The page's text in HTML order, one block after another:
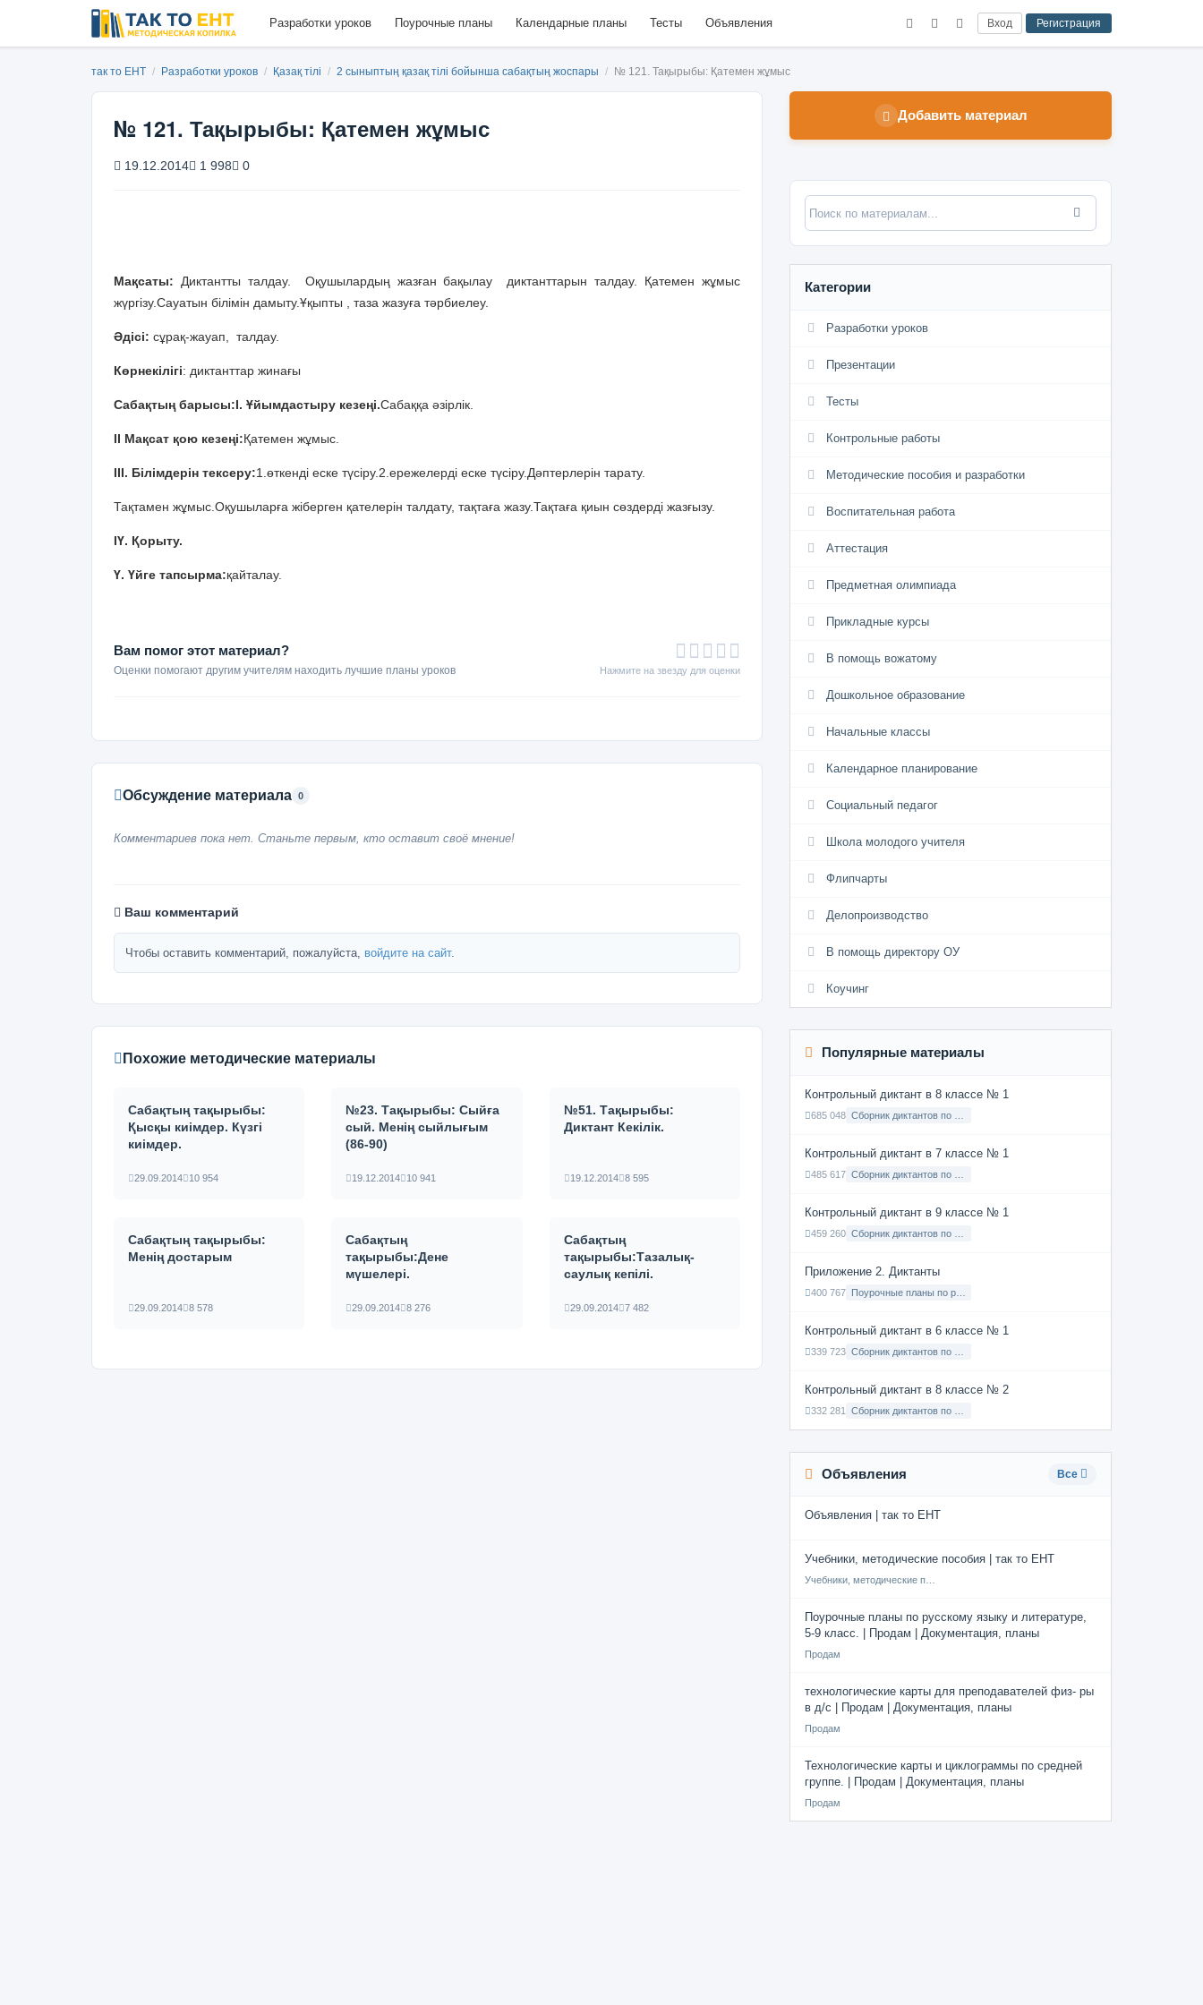
Разработки уроков Поурочные планы Календарные планы Тесты Объявления Вход Регистрация
так то ЕНТ / Разработки уроков / Қазақ тілі / 2 сыныптың қазақ тілі бойынша сабақтың жоспары / № 121. Тақырыбы: Қатемен жұмыс
№ 121. Тақырыбы: Қатемен жұмыс
19.12.2014 1 998 0
Мақсаты: Диктантты талдау. Оқушылардың жазған бақылау диктанттарын талдау. Қатемен жұмыс
жүргізу.Сауатын білімін дамыту.Ұқыпты , таза жазуға тәрбиелеу.
Әдісі: сұрақ-жауап, талдау.
Көрнекілігі: диктанттар жинағы
Сабақтың барысы:І. Ұйымдастыру кезеңі.Сабаққа әзірлік.
ІІ Мақсат қою кезеңі:Қатемен жұмыс.
ІІІ. Білімдерін тексеру:1.өткенді еске түсіру.2.ережелерді еске түсіру.Дәптерлерін тарату.
Тақтамен жұмыс.Оқушыларға жіберген қателерін талдату, тақтаға жазу.Тақтаға қиын сөздерді жазғызу.
ІҮ. Қорыту.
Ү. Үйге тапсырма:қайталау.
Вам помог этот материал?
Оценки помогают другим учителям находить лучшие планы уроков Нажмите на звезду для оценки
Обсуждение материала 0
Комментариев пока нет. Станьте первым, кто оставит своё мнение!
Ваш комментарий
Чтобы оставить комментарий, пожалуйста, войдите на сайт.
Похожие методические материалы
Сабақтың тақырыбы:
Қысқы киімдер. Күзгі
киімдер.
29.09.2014 10 954
№23. Тақырыбы: Сыйға
сый. Менің сыйлығым
(86-90)
19.12.2014 10 941
№51. Тақырыбы:
Диктант Кекілік.
19.12.2014 8 595
Сабақтың тақырыбы:
Менің достарым
29.09.2014 8 578
Сабақтың
тақырыбы:Дене
мүшелері.
29.09.2014 8 276
Сабақтың
тақырыбы:Тазалық-
саулық кепілі.
29.09.2014 7 482
Добавить материал
Категории
Разработки уроков
Презентации
Тесты
Контрольные работы
Методические пособия и разработки
Воспитательная работа
Аттестация
Предметная олимпиада
Прикладные курсы
В помощь вожатому
Дошкольное образование
Начальные классы
Календарное планирование
Социальный педагог
Школа молодого учителя
Флипчарты
Делопроизводство
В помощь директору ОУ
Коучинг
Популярные материалы
Контрольный диктант в 8 классе № 1
685 048
Контрольный диктант в 7 классе № 1
485 617
Контрольный диктант в 9 классе № 1
459 260
Приложение 2. Диктанты
400 767
Контрольный диктант в 6 классе № 1
339 723
Контрольный диктант в 8 классе № 2
332 281
Объявления Все
Объявления | так то ЕНТ
Учебники, методические пособия | так то ЕНТ
Поурочные планы по русскому языку и литературе,
5-9 класс. | Продам | Документация, планы
Продам
технологические карты для преподавателей физ- ры
в д/с | Продам | Документация, планы
Продам
Технологические карты и циклограммы по средней
группе. | Продам | Документация, планы
Продам